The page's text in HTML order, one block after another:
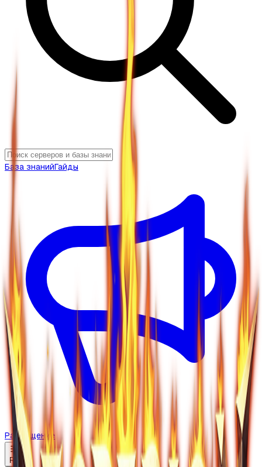
База знанийГайды
Размещение
RU